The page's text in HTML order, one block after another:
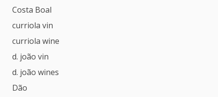
Costa Boal
curriola vin
curriola wine
d. joão vin
d. joão wines
Dão